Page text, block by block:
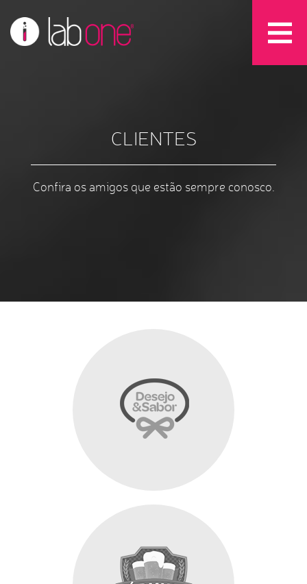
CLIENTES
Confira os amigos que estão sempre conosco.